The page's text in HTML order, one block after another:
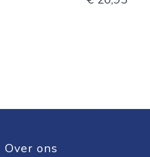
Over ons